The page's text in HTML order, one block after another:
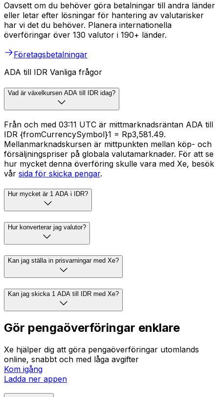
Oavsett om du behöver göra betalningar till andra länder
eller letar efter lösningar för hantering av valutarisker
har vi det du behöver. Planera internationella
överföringar över 130 valutor i 190+ länder.
Företagsbetalningar
ADA till IDR Vanliga frågor
Vad är växelkursen ADA till IDR idag?
Från och med 03:11 UTC är mittmarknadsräntan ADA till
IDR {fromCurrencySymbol}1 = Rp3,581.49.
Mellanmarknadskursen är mittpunkten mellan köp- och
försäljningspriser på globala valutamarknader. För att se
hur mycket denna överföring skulle vara med Xe, besök
vår sida för skicka pengar.
Hur mycket är 1 ADA i IDR?
Hur konverterar jag valutor?
Kan jag ställa in prisvarningar med Xe?
Kan jag skicka 1 ADA till IDR med Xe?
Gör pengaöverföringar enklare
Xe hjälper dig att göra pengaöverföringar utomlands
online, snabbt och med låga avgifter
Kom igång
Ladda ner appen